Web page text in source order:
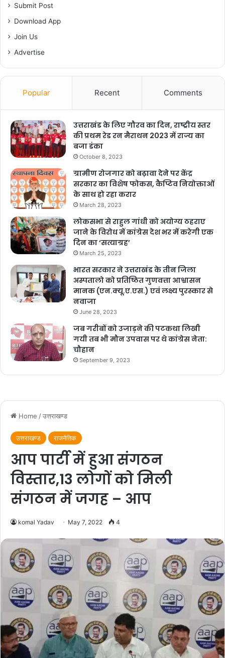
Submit Post
Download App
Join Us
Advertise
Popular Recent Comments
उत्तराखंड के लिए गौरव का दिन, राष्ट्रीय स्तर
की प्रथम रेड रन मैराथन 2023 में राज्य का
बजा डंका
October 8, 2023
ग्रामीण रोजगार को बढ़ावा देने पर केंद्र
सरकार का विशेष फोकस, कैप्टिव नियोक्ताओं
के साथ हो रहा करार
March 28, 2023
लोकसभा से राहुल गांधी को अयोग्य ठहराए
जाने के विरोध में कांग्रेस देश भर में करेगी एक
दिन का ‘सत्याग्रह’
March 25, 2023
भारत सरकार ने उत्तराखंड के तीन जिला
अस्पतालो को प्रतिष्ठित गुणवत्ता आश्वासन
मानक (एन.क्यू.ए.एस.) एवं लक्ष्य पुरस्कार से
नवाजा
June 28, 2023
जब गरीबों को उजाड़ने की पटकथा लिखी
गयी तब भी मौन उपवास पर थे कांग्रेस नेता:
चौहान
September 9, 2023